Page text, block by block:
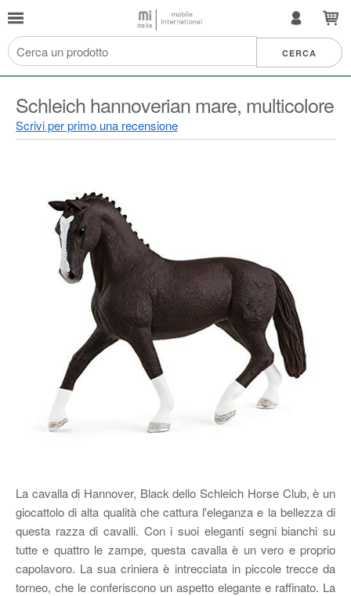
Schleich hannoverian mare, multicolore
Scrivi per primo una recensione
La cavalla di Hannover, Black dello Schleich Horse Club, è un
giocattolo di alta qualità che cattura l'eleganza e la bellezza di
questa razza di cavalli. Con i suoi eleganti segni bianchi su
tutte e quattro le zampe, questa cavalla è un vero e proprio
capolavoro. La sua criniera è intrecciata in piccole trecce da
torneo, che le conferiscono un aspetto elegante e raffinato. La